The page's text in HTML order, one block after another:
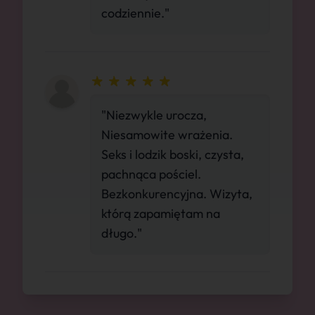
codziennie."
"Niezwykle urocza,
Niesamowite wrażenia.
Seks i lodzik boski, czysta,
pachnąca pościel.
Bezkonkurencyjna. Wizyta,
którą zapamiętam na
długo."